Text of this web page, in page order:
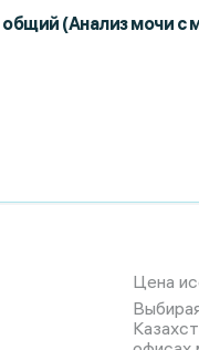
(Анализ мочи с
Цена